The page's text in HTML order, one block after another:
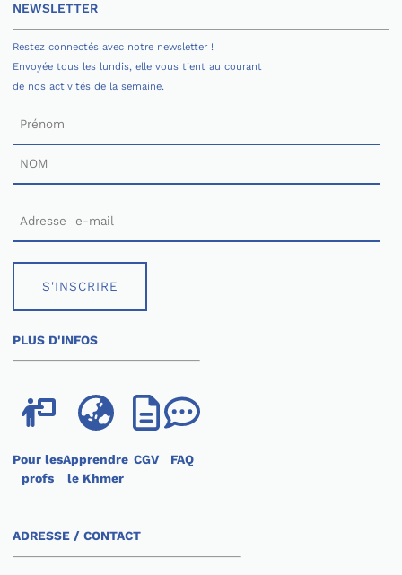
NEWSLETTER
Restez connectés avec notre newsletter !
Envoyée tous les lundis, elle vous tient au courant
de nos activités de la semaine.
S'INSCRIRE
PLUS D'INFOS
Pour les
profs
Apprendre
le Khmer
CGV FAQ
ADRESSE / CONTACT